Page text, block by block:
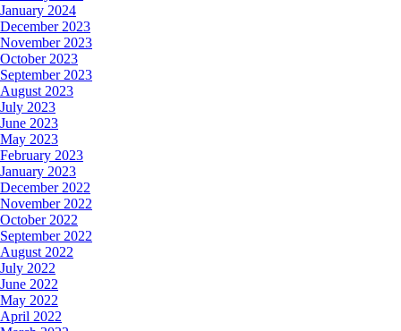
January 2024
December 2023
November 2023
October 2023
September 2023
August 2023
July 2023
June 2023
May 2023
February 2023
January 2023
December 2022
November 2022
October 2022
September 2022
August 2022
July 2022
June 2022
May 2022
April 2022